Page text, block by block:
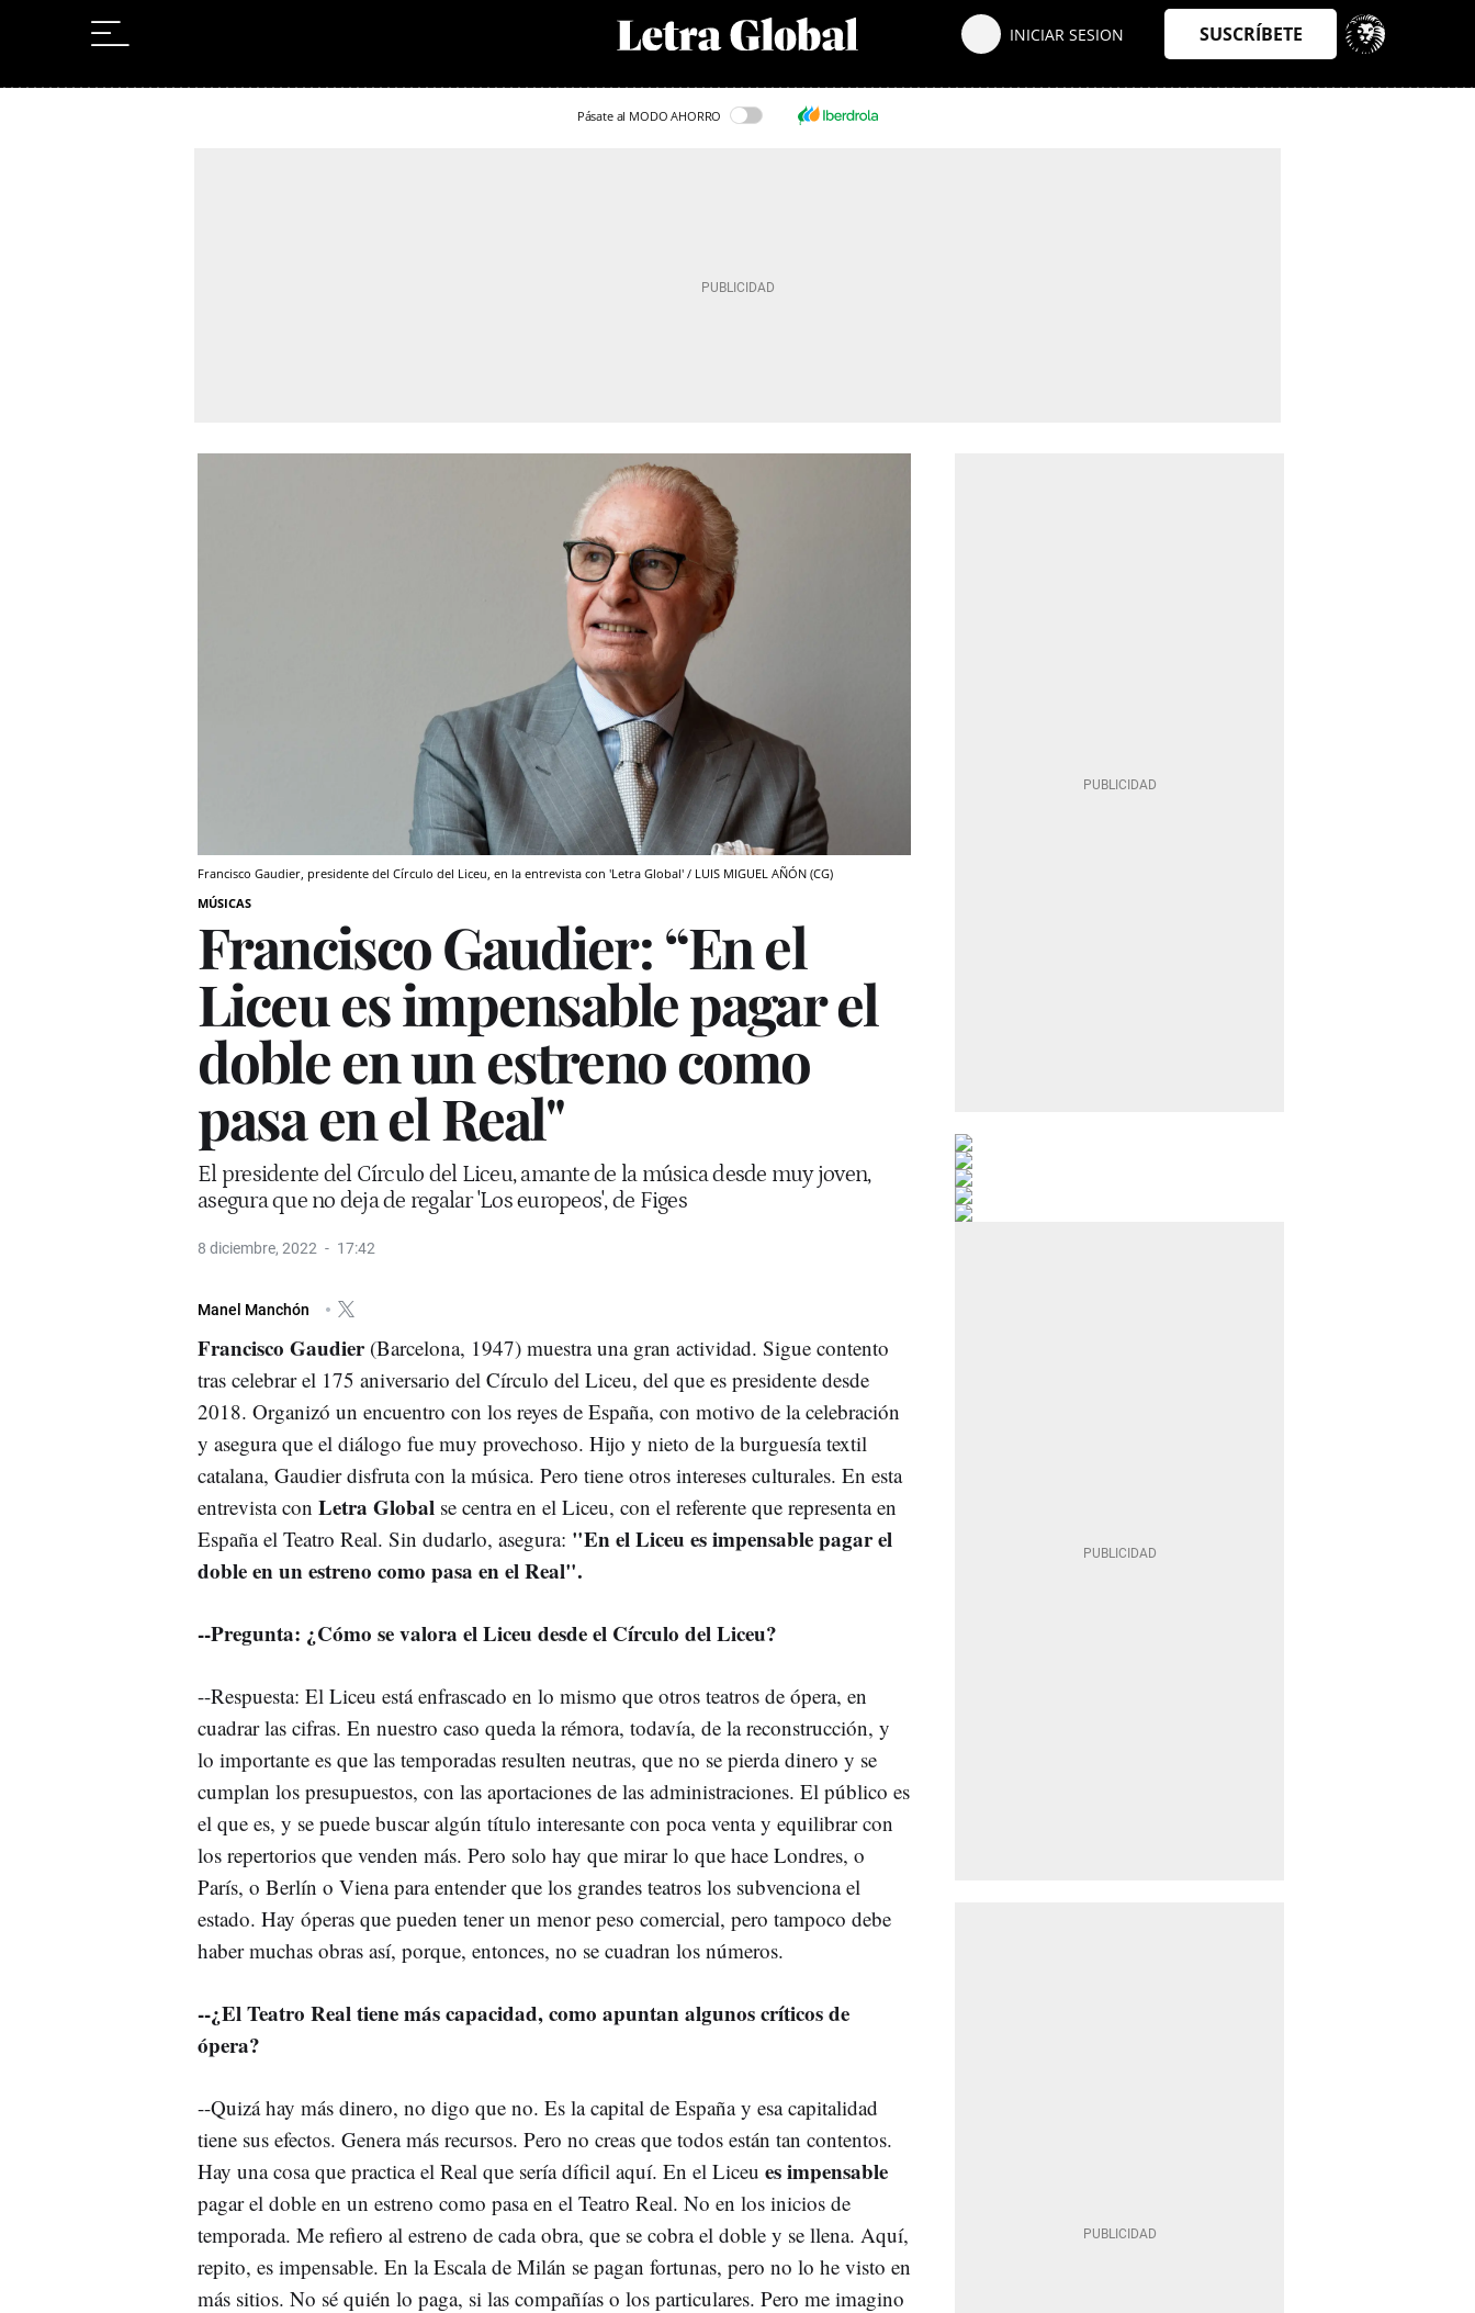
Pásate al MODO AHORRO
Francisco Gaudier, presidente del Círculo del Liceu, en la entrevista con 'Letra Global' / LUIS MIGUEL AÑÓN (CG)
MÚSICAS
Francisco Gaudier: “En el
Liceu es impensable pagar el
doble en un estreno como
pasa en el Real"
El presidente del Círculo del Liceu, amante de la música desde muy joven,
asegura que no deja de regalar 'Los europeos', de Figes
8 diciembre, 2022 17:42
Manel Manchón
Francisco Gaudier (Barcelona, 1947) muestra una gran actividad. Sigue contento
tras celebrar el 175 aniversario del Círculo del Liceu, del que es presidente desde
2018. Organizó un encuentro con los reyes de España, con motivo de la celebración
y asegura que el diálogo fue muy provechoso. Hijo y nieto de la burguesía textil
catalana, Gaudier disfruta con la música. Pero tiene otros intereses culturales. En esta
entrevista con Letra Global se centra en el Liceu, con el referente que representa en
España el Teatro Real. Sin dudarlo, asegura: "En el Liceu es impensable pagar el
doble en un estreno como pasa en el Real".
--Pregunta: ¿Cómo se valora el Liceu desde el Círculo del Liceu?
--Respuesta: El Liceu está enfrascado en lo mismo que otros teatros de ópera, en
cuadrar las cifras. En nuestro caso queda la rémora, todavía, de la reconstrucción, y
lo importante es que las temporadas resulten neutras, que no se pierda dinero y se
cumplan los presupuestos, con las aportaciones de las administraciones. El público es
el que es, y se puede buscar algún título interesante con poca venta y equilibrar con
los repertorios que venden más. Pero solo hay que mirar lo que hace Londres, o
París, o Berlín o Viena para entender que los grandes teatros los subvenciona el
estado. Hay óperas que pueden tener un menor peso comercial, pero tampoco debe
haber muchas obras así, porque, entonces, no se cuadran los números.
--¿El Teatro Real tiene más capacidad, como apuntan algunos críticos de
ópera?
--Quizá hay más dinero, no digo que no. Es la capital de España y esa capitalidad
tiene sus efectos. Genera más recursos. Pero no creas que todos están tan contentos.
Hay una cosa que practica el Real que sería díficil aquí. En el Liceu es impensable
pagar el doble en un estreno como pasa en el Teatro Real. No en los inicios de
temporada. Me refiero al estreno de cada obra, que se cobra el doble y se llena. Aquí,
repito, es impensable. En la Escala de Milán se pagan fortunas, pero no lo he visto en
más sitios. No sé quién lo paga, si las compañías o los particulares. Pero me imagino